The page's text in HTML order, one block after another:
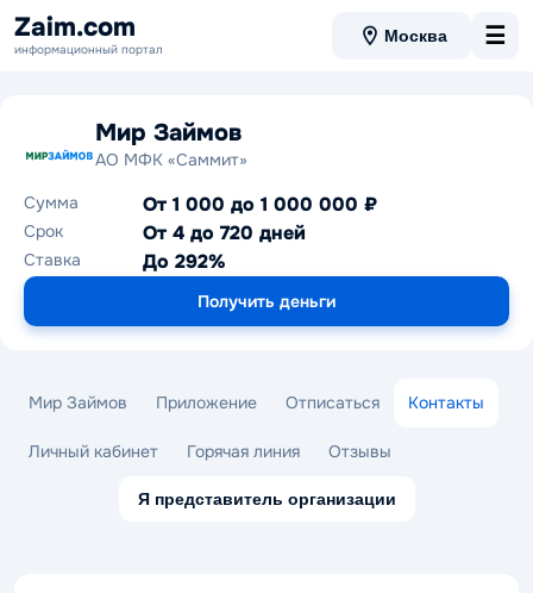
Zaim.com
информационный портал
Москва ☰
Мир Займов
АО МФК «Саммит»
Сумма
От 1 000 до 1 000 000 ₽
Срок От 4 до 720 дней
Ставка До 292%
Получить деньги
Мир Займов Приложение Отписаться Контакты
Личный кабинет Горячая линия Отзывы
Я представитель организации